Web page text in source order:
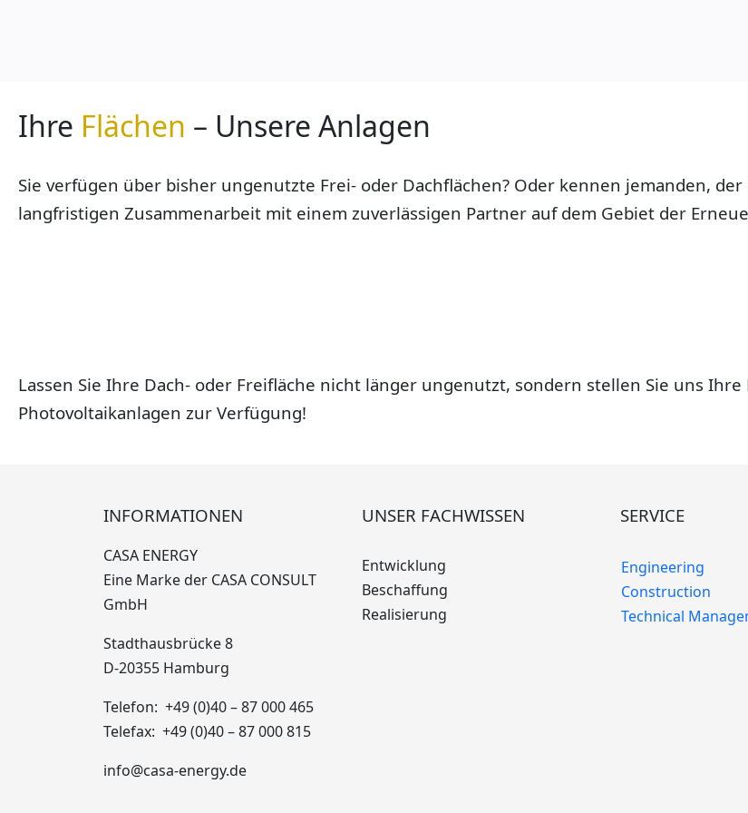
Ihre Flächen – Unsere Anlagen
Sie verfügen über bisher ungenutzte Frei- oder Dachflächen? Oder kennen jemanden,
langfristigen Zusammenarbeit mit einem zuverlässigen Partner auf dem Gebiet der
Lassen Sie Ihre Dach- oder Freifläche nicht länger ungenutzt, sondern stellen Sie uns
Photovoltaikanlagen zur Verfügung!
INFORMATIONEN
CASA ENERGY
Eine Marke der CASA CONSULT
GmbH
Stadthausbrücke 8
D-20355 Hamburg
Telefon: +49 (0)40 – 87 000 465
Telefax: +49 (0)40 – 87 000 815
info@casa-energy.de
UNSER FACHWISSEN
Entwicklung
Beschaffung
Realisierung
SERVICE
Engineering
Construction
Technical